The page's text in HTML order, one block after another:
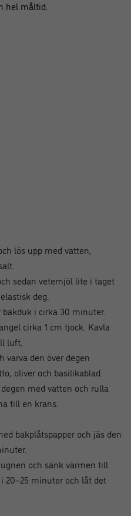
hel måltid.
lös upp med vatten,
sedan vetemjöl lite i taget
deg.
i cirka 30 minuter.
cirka 1 cm tjock. Kavla
luft.
varva den över degen
oliver och basilikablad.
med vatten och rulla
till en krans.
bakplåtspapper och jäs den
och sänk värmen till
20–25 minuter och låt det